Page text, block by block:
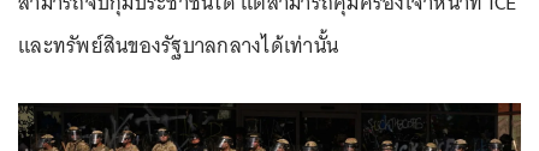
และทรัพย์สินของรัฐบาลกลางได้เท่านั้น